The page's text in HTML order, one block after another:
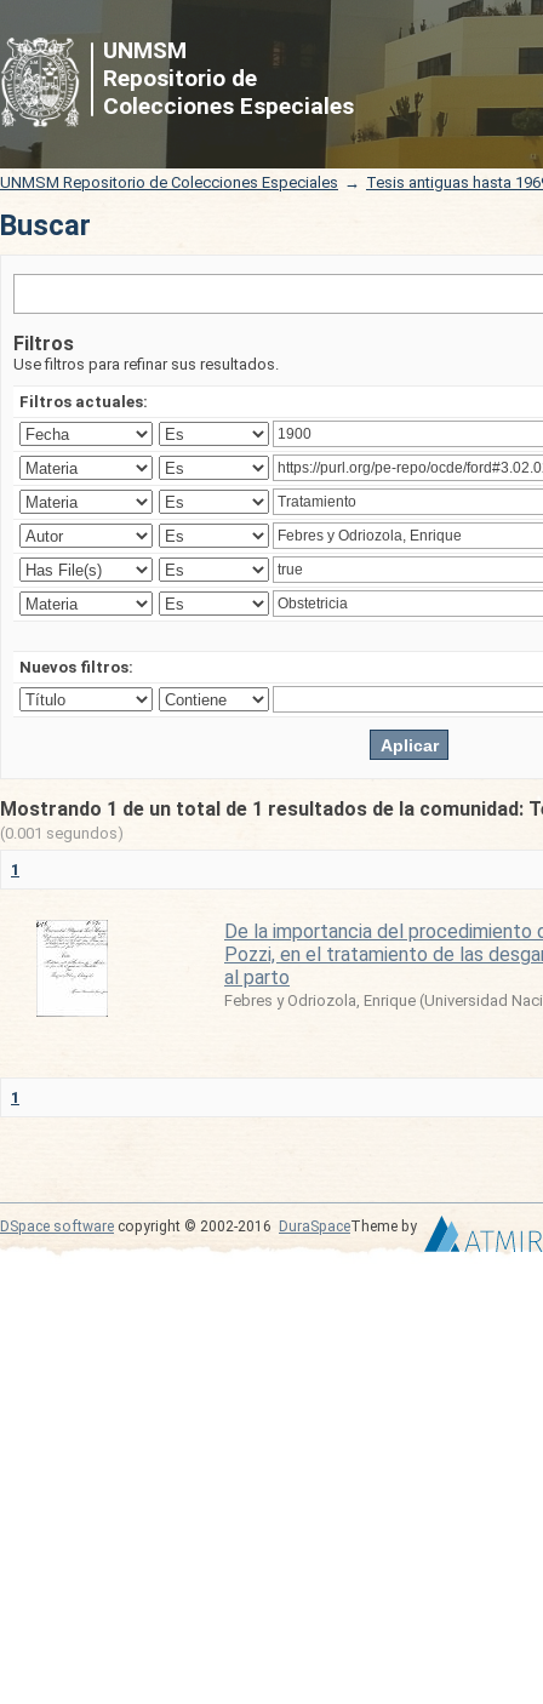
UNMSM
Repositorio de
Colecciones Especiales
Buscar
UNMSM Repositorio de Colecciones Especiales → Tesis antiguas hasta
Buscar
Filtros
Use filtros para refinar sus resultados.
Filtros actuales:
Nuevos filtros:
Mostrando 1 de un total de 1 resultados de la comunidad:
(0.001 segundos)
1
De la importancia del procedimiento
Pozzi, en el tratamiento de las
al parto
Febres y Odriozola, Enrique (Universidad
1
DSpace software copyright © 2002-2016 DuraSpaceTheme by